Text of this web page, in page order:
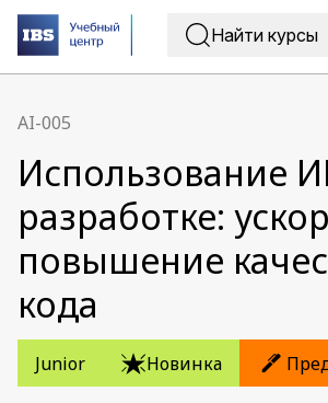
AI-005
Использование
разработке:
повышение
кода
Junior Новинка